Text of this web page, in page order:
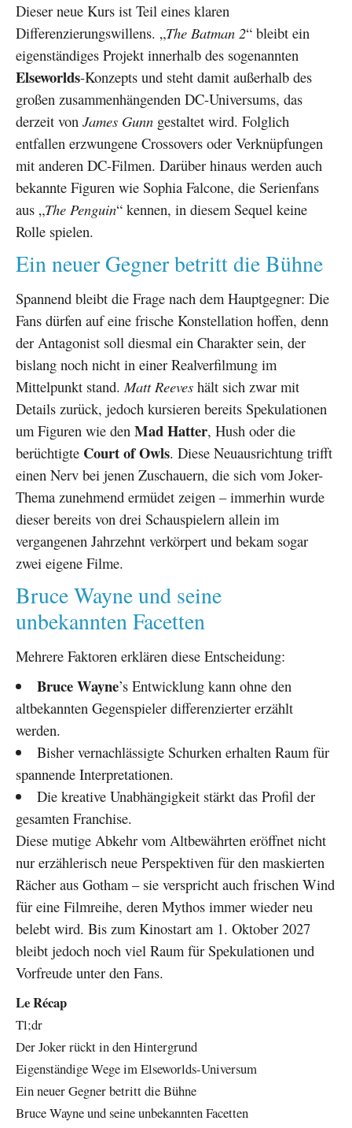
Dieser neue Kurs ist Teil eines klaren
Differenzierungswillens. „The Batman 2“ bleibt ein
eigenständiges Projekt innerhalb des sogenannten
Elseworlds-Konzepts und steht damit außerhalb des
großen zusammenhängenden DC-Universums, das
derzeit von James Gunn gestaltet wird. Folglich
entfallen erzwungene Crossovers oder Verknüpfungen
mit anderen DC-Filmen. Darüber hinaus werden auch
bekannte Figuren wie Sophia Falcone, die Serienfans
aus „The Penguin“ kennen, in diesem Sequel keine
Rolle spielen.
Ein neuer Gegner betritt die Bühne
Spannend bleibt die Frage nach dem Hauptgegner: Die
Fans dürfen auf eine frische Konstellation hoffen, denn
der Antagonist soll diesmal ein Charakter sein, der
bislang noch nicht in einer Realverfilmung im
Mittelpunkt stand. Matt Reeves hält sich zwar mit
Details zurück, jedoch kursieren bereits Spekulationen
um Figuren wie den Mad Hatter, Hush oder die
berüchtigte Court of Owls. Diese Neuausrichtung trifft
einen Nerv bei jenen Zuschauern, die sich vom Joker-
Thema zunehmend ermüdet zeigen – immerhin wurde
dieser bereits von drei Schauspielern allein im
vergangenen Jahrzehnt verkörpert und bekam sogar
zwei eigene Filme.
Bruce Wayne und seine
unbekannten Facetten
Mehrere Faktoren erklären diese Entscheidung:
Bruce Wayne’s Entwicklung kann ohne den
altbekannten Gegenspieler differenzierter erzählt
werden.
Bisher vernachlässigte Schurken erhalten Raum für
spannende Interpretationen.
Die kreative Unabhängigkeit stärkt das Profil der
gesamten Franchise.
Diese mutige Abkehr vom Altbewährten eröffnet nicht
nur erzählerisch neue Perspektiven für den maskierten
Rächer aus Gotham – sie verspricht auch frischen Wind
für eine Filmreihe, deren Mythos immer wieder neu
belebt wird. Bis zum Kinostart am 1. Oktober 2027
bleibt jedoch noch viel Raum für Spekulationen und
Vorfreude unter den Fans.
Le Récap
Tl;dr
Der Joker rückt in den Hintergrund
Eigenständige Wege im Elseworlds-Universum
Ein neuer Gegner betritt die Bühne
Bruce Wayne und seine unbekannten Facetten